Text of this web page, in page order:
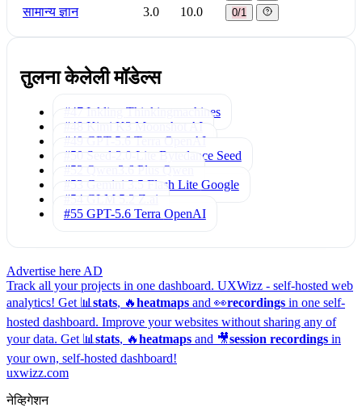
सामान्य ज्ञान 3.0 10.0 0/1
तुलना केलेली मॉडेल्स
#47 Inkling Thinkingmachines
#48 Kimi K3 Moonshot AI
#49 GPT-5.6 Terra
OpenAI
#50 Seed-2.0-Lite Bytedance Seed
#52 Qwen3.6 Plus
Qwen
#53 Gemini 3.5 Flash Lite Google
#54 GLM 5.2 Z.ai
#55 GPT-5.6 Terra OpenAI
Advertise here AD
Track all your projects in one dashboard. UXWizz - self-hosted web
analytics! Get 📊 stats, 🔥heatmaps and 👀recordings in one self-
hosted dashboard. Improve your websites without sharing any of
your data. Get 📊 stats, 🔥heatmaps and 🎥session recordings in
your own, self-hosted dashboard!
uxwizz.com
नेव्हिगेशन